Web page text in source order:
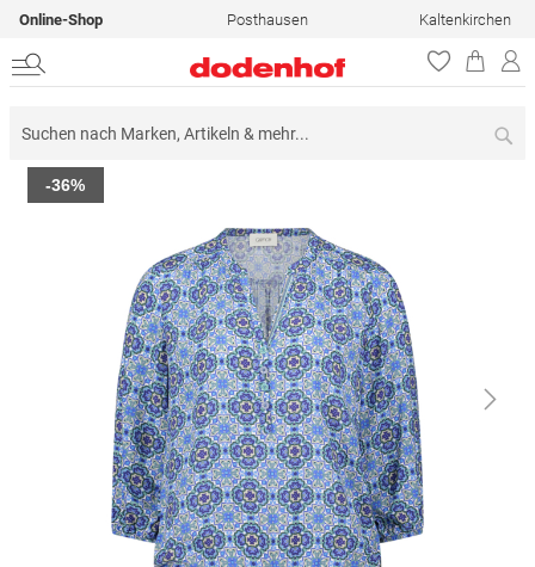
Online-Shop Posthausen Kaltenkirchen
Zum
Ende
-36%